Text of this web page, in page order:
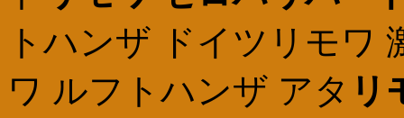
トハンザ ドイツリモワ
ワ ルフトハンザ アタ リ